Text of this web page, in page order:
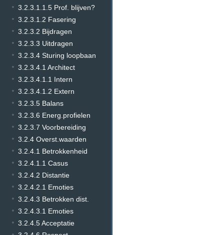
3.2.3.1.1.5 Prof. blijven?
3.2.3.1.2 Fasering
3.2.3.2 Bijdragen
3.2.3.3 Uitdragen
3.2.3.4 Sturing loopbaan
3.2.3.4.1 Architect
3.2.3.4.1.1 Intern
3.2.3.4.1.2 Extern
3.2.3.5 Balans
3.2.3.6 Energ.profielen
3.2.3.7 Voorbereiding
3.2.4 Overst.waarden
3.2.4.1 Betrokkenheid
3.2.4.1.1 Casus
3.2.4.2 Distantie
3.2.4.2.1 Emoties
3.2.4.3 Betrokken dist.
3.2.4.3.1 Emoties
3.2.4.5 Acceptatie